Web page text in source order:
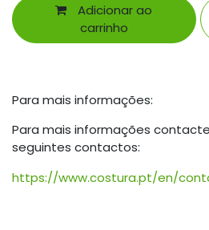
Adicionar ao
carrinho
Para mais informações:
Para mais informações
seguintes contactos:
https://www.costura.pt/en/